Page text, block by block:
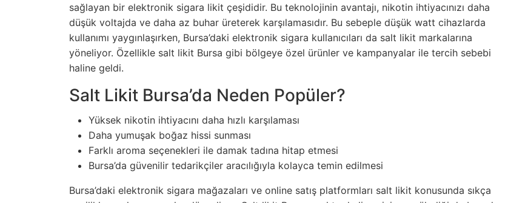
sağlayan bir elektronik sigara likit çeşididir. Bu teknolojinin avantajı, nikotin ihtiyacınızı daha
düşük voltajda ve daha az buhar üreterek karşılamasıdır. Bu sebeple düşük watt cihazlarda
kullanımı yaygınlaşırken, Bursa’daki elektronik sigara kullanıcıları da salt likit markalarına
yöneliyor. Özellikle salt likit Bursa gibi bölgeye özel ürünler ve kampanyalar ile tercih sebebi
haline geldi.
Salt Likit Bursa’da Neden Popüler?
Yüksek nikotin ihtiyacını daha hızlı karşılaması
Daha yumuşak boğaz hissi sunması
Farklı aroma seçenekleri ile damak tadına hitap etmesi
Bursa’da güvenilir tedarikçiler aracılığıyla kolayca temin edilmesi
Bursa’daki elektronik sigara mağazaları ve online satış platformları salt likit konusunda sıkça